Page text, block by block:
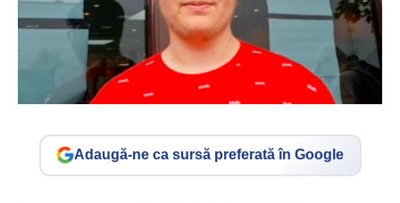
Adaugă-ne ca sursă preferată în Google